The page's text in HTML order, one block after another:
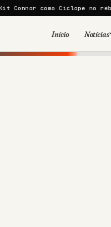
Ciclope no reboot de X-Men
Início Notícias
Viral